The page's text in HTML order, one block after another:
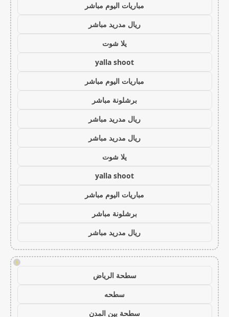
مباريات اليوم مباشر
ريال مدريد مباشر
يلا شوت
yalla shoot
مباريات اليوم مباشر
برشلونة مباشر
ريال مدريد مباشر
ريال مدريد مباشر
يلا شوت
yalla shoot
مباريات اليوم مباشر
برشلونة مباشر
ريال مدريد مباشر
!
سطحة الرياض
سطحه
سطحة بين المدن